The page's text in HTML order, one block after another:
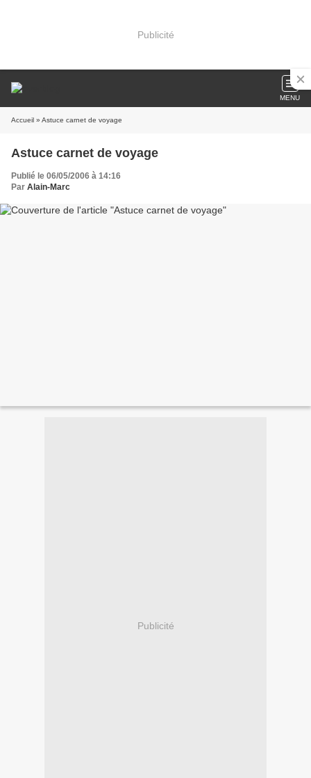
Publicité
MENU
Accueil » Astuce carnet de voyage
Astuce carnet de voyage
Publié le 06/05/2006 à 14:16
Par Alain-Marc
Publicité